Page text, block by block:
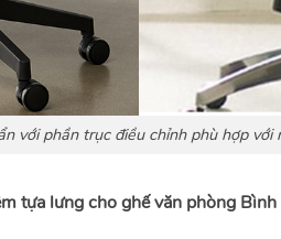
với phần trục điều chỉnh phù hợp với
tựa lưng cho ghế văn phòng Bình